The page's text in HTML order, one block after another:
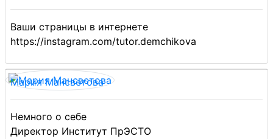
Ваши страницы в интернете
https://instagram.com/tutor.demchikova
Мария Мансветова
Немного о себе
Директор Институт ПрЭСТО